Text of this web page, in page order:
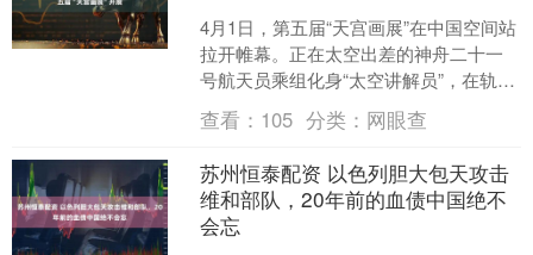
4月1日，第五届“天宫画展”在中国空间站
拉开帷幕。正在太空出差的神舟二十一
号航天员乘组化身“太空讲解员”，在轨展
示介绍了展出画作。第五届天宫画展“天
地同绘·榜样....
查看： 105 分类： 网眼查
苏州恒泰配资 以色列胆大包天攻击
维和部队，20年前的血债中国绝不
会忘